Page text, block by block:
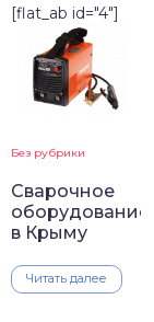
[flat_ab id="4"]
Без рубрики
Сварочное
оборудование
в Крыму
Читать далее